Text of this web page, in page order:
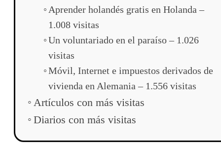
Aprender holandés gratis en Holanda –
1.008 visitas
Un voluntariado en el paraíso – 1.026
visitas
Móvil, Internet e impuestos derivados de
vivienda en Alemania – 1.556 visitas
Artículos con más visitas
Diarios con más visitas